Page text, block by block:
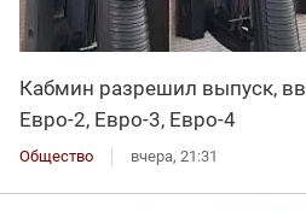
Кабмин разрешил выпуск,
Евро-2, Евро-3, Евро-4
Общество вчера, 21:31